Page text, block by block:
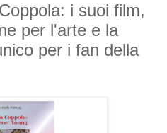
i suoi film,
per l'arte e la
per i fan della